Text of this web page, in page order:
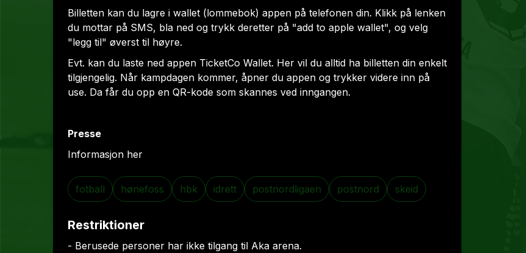
Billetten kan du lagre i wallet (lommebok) appen på telefonen din. Klikk på lenken
du mottar på SMS, bla ned og trykk deretter på "add to apple wallet", og velg
"legg til" øverst til høyre.
Evt. kan du laste ned appen TicketCo Wallet. Her vil du alltid ha billetten din enkelt
tilgjengelig. Når kampdagen kommer, åpner du appen og trykker videre inn på
use. Da får du opp en QR-kode som skannes ved inngangen.
Presse
Informasjon her
fotball hønefoss hbk idrett postnordligaen postnord skeid
Restriktioner
- Berusede personer har ikke tilgang til Aka arena.